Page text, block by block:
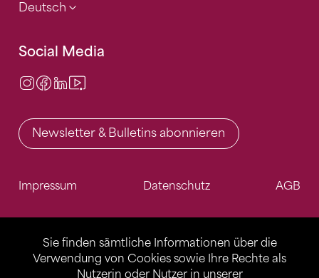
Sie finden sämtliche Informationen über die
Verwendung von Cookies sowie Ihre Rechte als
Nutzerin oder Nutzer in unserer
Deutsch
Social Media
Instagram
Facebook
LinkedIn
Newsletter & Bulletins abonnieren
Impressum Datenschutz AGB